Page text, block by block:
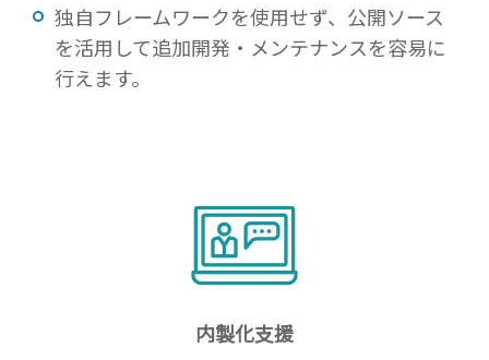
独自フレームワークを使用せず、公開ソース
を活用して追加開発・メンテナンスを容易に
行えます。
内製化支援